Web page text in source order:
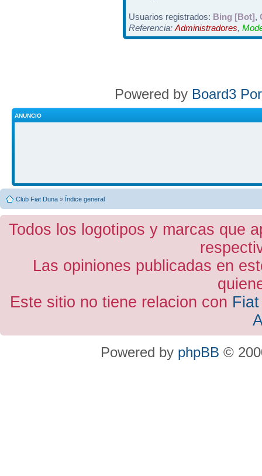
Usuarios registrados: Bing [Bot] ,
Referencia: Administradores,
Powered by Board3
ANUNCIO
Club Fiat Duna » Índice general
Todos los logotipos y marcas que
Las opiniones publicadas en
Este sitio no tiene relacion con
Powered by phpBB ©